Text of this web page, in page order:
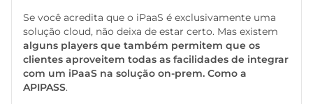
Se você acredita que o iPaaS é exclusivamente uma
solução cloud, não deixa de estar certo. Mas existem
alguns players que também permitem que os
clientes aproveitem todas as facilidades de integrar
com um iPaaS na solução on-prem. Como a
APIPASS.